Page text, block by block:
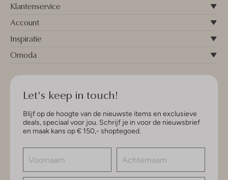
Klantenservice
Account
Inspiratie
Omoda
Let's keep in touch!
Blijf op de hoogte van de nieuwste items en exclusieve
deals, speciaal voor jou. Schrijf je in voor de nieuwsbrief
en maak kans op € 150,- shoptegoed.